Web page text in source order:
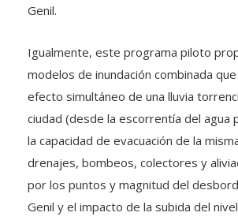
Genil.
Igualmente, este programa piloto
modelos de inundación combinada
efecto simultáneo de una lluvia
ciudad (desde la escorrentía del agua
la capacidad de evacuación de la
drenajes, bombeos, colectores y
por los puntos y magnitud del
Genil y el impacto de la subida del